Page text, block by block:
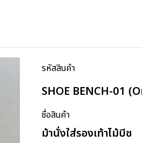
รหัสสินค้า
SHOE BENCH-01
ชื่อสินค้า
ม้านั่งใส่รองเท้าไม้บีช